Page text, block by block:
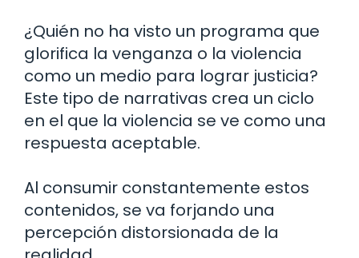
¿Quién no ha visto un programa que
glorifica la venganza o la violencia
como un medio para lograr justicia?
Este tipo de narrativas crea un ciclo
en el que la violencia se ve como una
respuesta aceptable.
Al consumir constantemente estos
contenidos, se va forjando una
percepción distorsionada de la